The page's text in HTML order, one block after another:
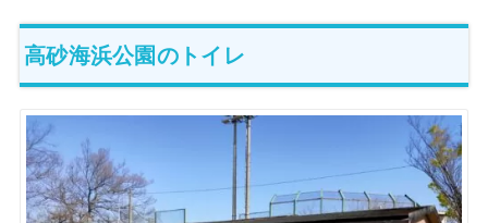
高砂海浜公園のトイレ